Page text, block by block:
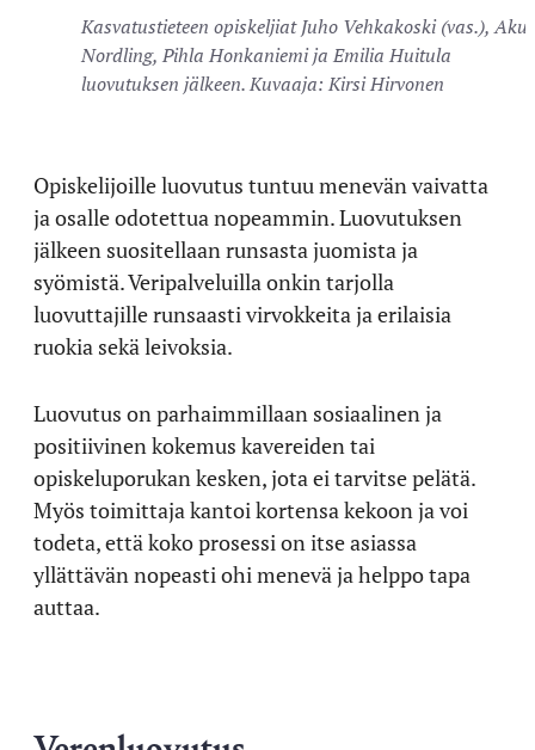
Kasvatustieteen opiskeljiat Juho Vehkakoski (vas.), Aku
Nordling, Pihla Honkaniemi ja Emilia Huitula
luovutuksen jälkeen. Kuvaaja: Kirsi Hirvonen
Opiskelijoille luovutus tuntuu menevän vaivatta
ja osalle odotettua nopeammin. Luovutuksen
jälkeen suositellaan runsasta juomista ja
syömistä. Veripalveluilla onkin tarjolla
luovuttajille runsaasti virvokkeita ja erilaisia
ruokia sekä leivoksia.
Luovutus on parhaimmillaan sosiaalinen ja
positiivinen kokemus kavereiden tai
opiskeluporukan kesken, jota ei tarvitse pelätä.
Myös toimittaja kantoi kortensa kekoon ja voi
todeta, että koko prosessi on itse asiassa
yllättävän nopeasti ohi menevä ja helppo tapa
auttaa.